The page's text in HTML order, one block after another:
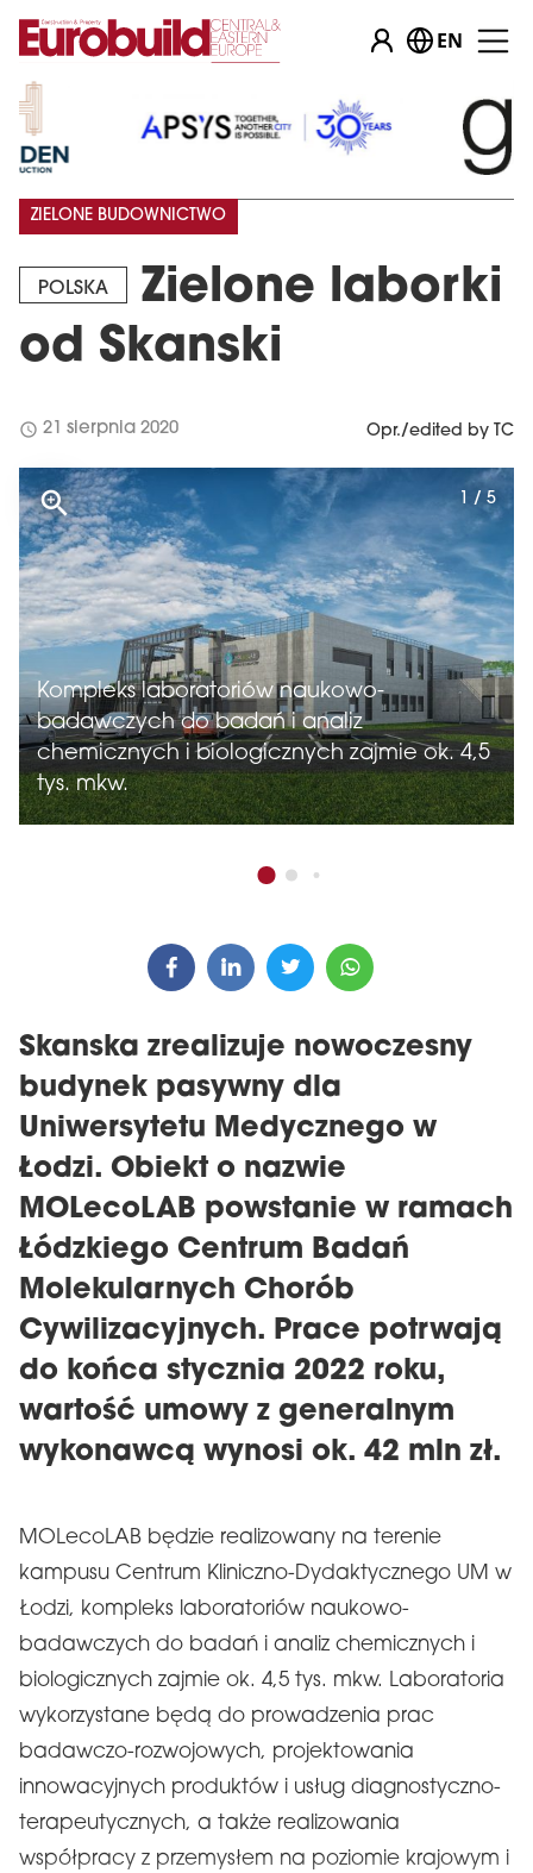
EN
POLSKA
Zielone laborki
od Skanski
ZIELONE BUDOWNICTWO
schedule 21 sierpnia 2020 Opr./edited by TC
Kompleks laboratoriów naukowo-
badawczych do badań i analiz
chemicznych i biologicznych zajmie ok. 4,5
tys. mkw.
1 / 5
Skanska zrealizuje nowoczesny
budynek pasywny dla
Uniwersytetu Medycznego w
Łodzi. Obiekt o nazwie
MOLecoLAB powstanie w ramach
Łódzkiego Centrum Badań
Molekularnych Chorób
Cywilizacyjnych. Prace potrwają
do końca stycznia 2022 roku,
wartość umowy z generalnym
wykonawcą wynosi ok. 42 mln zł.
MOLecoLAB będzie realizowany na terenie
kampusu Centrum Kliniczno-Dydaktycznego UM w
Łodzi, kompleks laboratoriów naukowo-
badawczych do badań i analiz chemicznych i
biologicznych zajmie ok. 4,5 tys. mkw. Laboratoria
wykorzystane będą do prowadzenia prac
badawczo-rozwojowych, projektowania
innowacyjnych produktów i usług diagnostyczno-
terapeutycznych, a także realizowania
współpracy z przemysłem na poziomie krajowym i